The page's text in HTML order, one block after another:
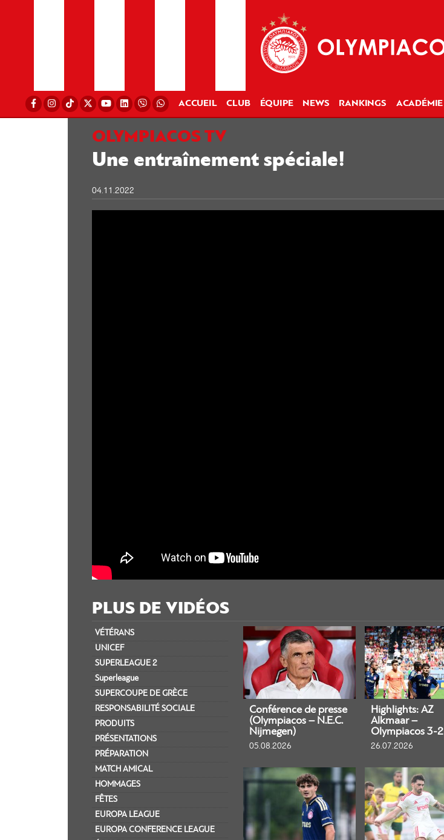
ACCUEIL CLUB ÉQUIPE NEWS RANKINGS ACADÉMIE
OLYMPIACOS TV
Une entraînement spéciale!
04.11.2022
PLUS DE VIDÉOS
VÉTÉRANS
UNICEF
SUPERLEAGUE 2
Superleague
SUPERCOUPE DE GRÈCE
RESPONSABILITÉ SOCIALE
PRODUITS
PRÉSENTATIONS
PRÉPARATION
MATCH AMICAL
HOMMAGES
FÊTES
EUROPA LEAGUE
EUROPA CONFERENCE LEAGUE
Conférence de presse
(Olympiacos – N.E.C.
Nijmegen)
05.08.2026
Highlights: AZ
Alkmaar –
Olympiacos 3-2
26.07.2026